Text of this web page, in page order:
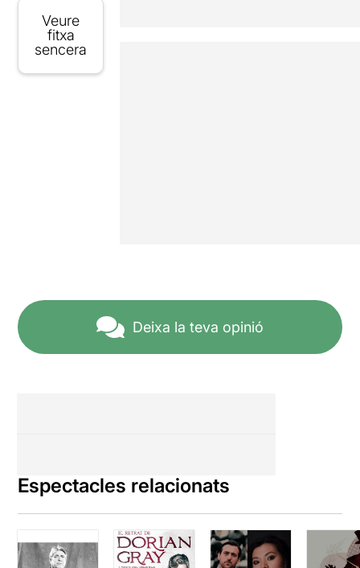
Veure
fitxa
sencera
Deixa la teva opinió
Espectacles relacionats